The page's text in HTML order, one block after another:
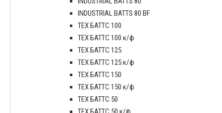
INDUSTRIAL BATTS 80 BF
ТЕХ БАТТС 100
ТЕХ БАТТС 100 к/ф
ТЕХ БАТТС 125
ТЕХ БАТТС 125 к/ф
ТЕХ БАТТС 150
ТЕХ БАТТС 150 к/ф
ТЕХ БАТТС 50